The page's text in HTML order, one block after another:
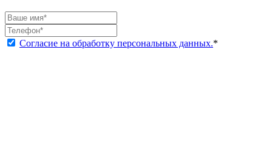
Согласие на обработку персональных данных.*